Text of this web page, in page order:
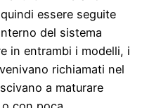
essere seguite
del sistema
in entrambi i modelli, i
richiamati nel
a maturare